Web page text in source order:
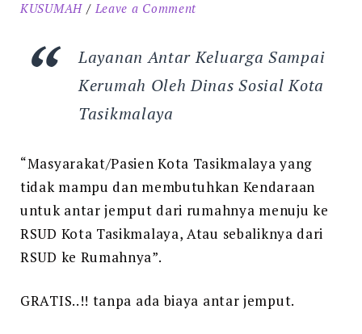
KUSUMAH
Leave a Commenton
KUSUMAH
Layanan Antar Keluarga Sampai
Kerumah Oleh Dinas Sosial Kota
Tasikmalaya
“Masyarakat/Pasien Kota Tasikmalaya yang
tidak mampu dan membutuhkan Kendaraan
untuk antar jemput dari rumahnya menuju ke
RSUD Kota Tasikmalaya, Atau sebaliknya dari
RSUD ke Rumahnya”.
GRATIS..!! tanpa ada biaya antar jemput.